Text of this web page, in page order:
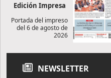
Edición Impresa
Portada del impreso
del 6 de agosto de
2026
NEWSLETTER